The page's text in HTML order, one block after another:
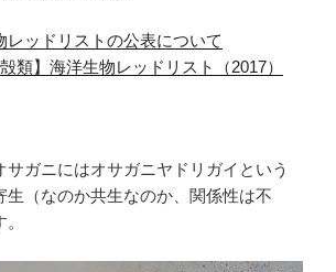
レッドリストの公表について
類】海洋生物レッドリスト（2017）
サガニにはオサガニヤドリガイという
生（なのか共生なのか、関係性は不